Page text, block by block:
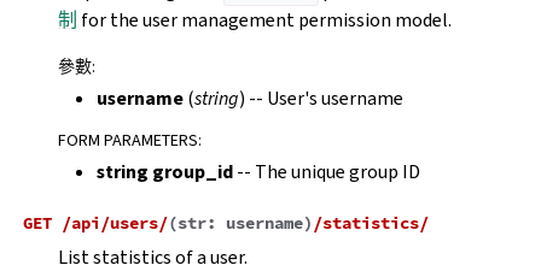
制 for the user management permission model.
參數:
username(string) -- User's username
FORM PARAMETERS:
string group_id-- The unique group ID
GET /api/users/(str: username) /statistics/
List statistics of a user.